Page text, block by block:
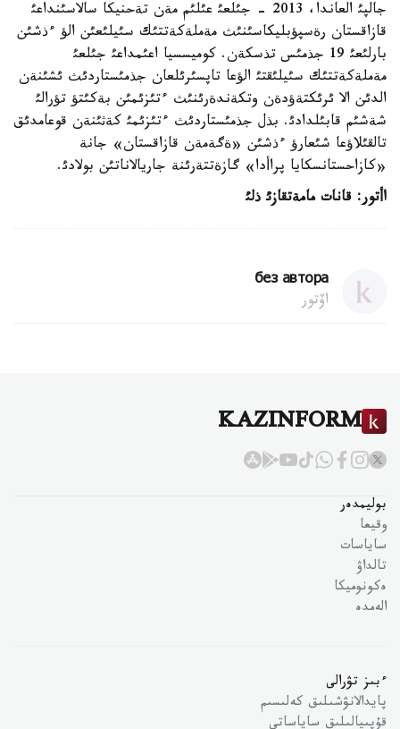
جالپئ العاندا، 2013 - جئلعئ عئلئم مةن تةحنيكا سالاسئنداعئ
قازاقستان رةسپؤبليكاسئنئث مةملةكةتتئك سئيلئعئن الؤ ءذشئن
بارلئعئ 19 جذمئس تذسكةن. كوميسسيا اعئمداعئ جئلعئ
مةملةكةتتئك سئيلئقتئ الؤعا تاپسئرئلعان جذمئستاردئث ئشئنةن
الدئن الا ئرئكتةؤدةن وتكةندةرئنئث ءتئزئمئن بةكئتؤ تؤرالئ
شةشئم قابئلدادئ. بذل جذمئستاردئث ءتئزئمئ كةثئنةن قوعامدئق
تالقئلاؤعا شئعارؤ ءذشئن «ةگةمةن قازاقستان» جانة
«كازاحستانسكايا پراأدا» گازةتتةرئنة جاريالاناتئن بولادئ.
اأتور: قانات مامةتقازئ ذلئ
без автора
اۆتور
KAZINFORM
بوليمدەر
وقيعا
ساياسات
تالداۋ
ەكونوميكا
الەمدە
ءبىز تۋرالى
پايدالانۋشىلىق كەلىسىم
قۇپىيالىلىق ساياساتى